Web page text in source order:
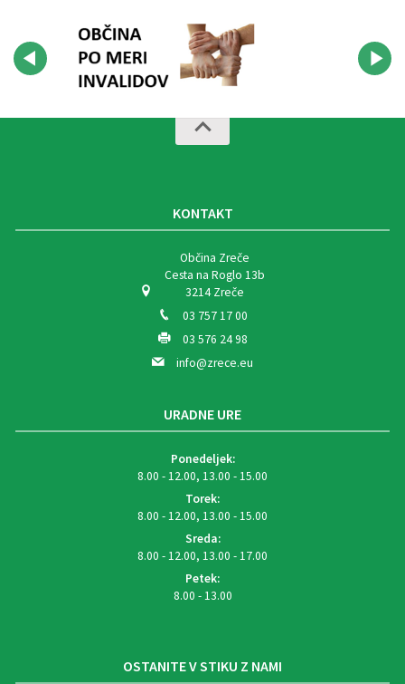
KONTAKT
Občina Zreče
Cesta na Roglo 13b
3214 Zreče
03 757 17 00
03 576 24 98
info@zrece.eu
URADNE URE
Ponedeljek:
8.00 - 12.00, 13.00 - 15.00
Torek:
8.00 - 12.00, 13.00 - 15.00
Sreda:
8.00 - 12.00, 13.00 - 17.00
Petek:
8.00 - 13.00
OSTANITE V STIKU Z NAMI